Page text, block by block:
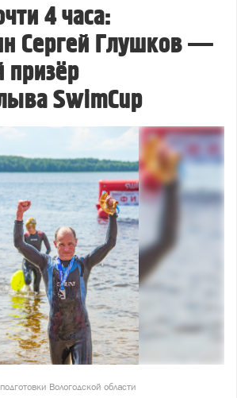
4 часа:
Сергей Глушков —
призёр
SwimCup
Вологодской области